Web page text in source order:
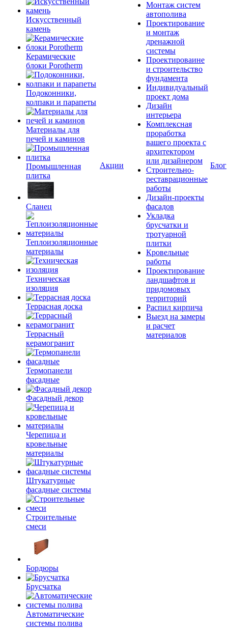
Искусственный
камень
Керамические
блоки Porotherm
Подоконники,
колпаки и парапеты
Материалы для
печей и каминов
Промышленная
плитка
Сланец
Теплоизоляционные
материалы
Техническая
изоляция
Террасная доска
Террасный
керамогранит
Термопанели
фасадные
Фасадный декор
Черепица и
кровельные
материалы
Штукатурные
фасадные системы
Строительные
смеси
Бордюры
Брусчатка
Автоматические
системы полива
Акции
Монтаж систем
автополива
Проектирование
и монтаж
дренажной
системы
Проектироваине
и строительство
фундамента
Индивидуальный
проект дома
Дизайн
интерьера
Комплексная
проработка
вашего проекта с
архитектором
или дизайнером
Строительно-
реставрационные
работы
Дизайн-проекты
фасадов
Укладка
брусчатки и
тротуарной
плитки
Кровельные
работы
Проектирование
ландшафтов и
придомовых
территорий
Распил кирпича
Выезд на замеры
и расчет
материалов
Блог